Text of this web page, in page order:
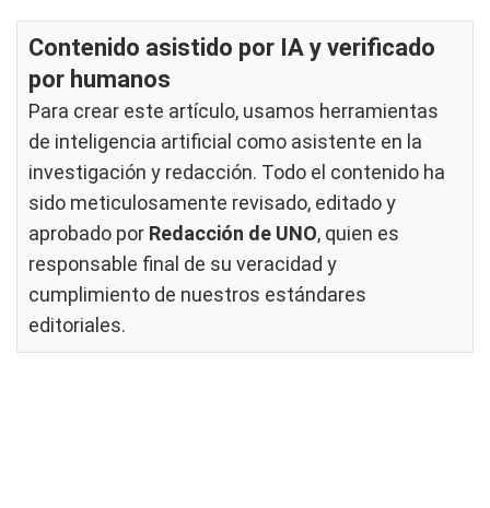
Contenido asistido por IA y verificado
por humanos
Para crear este artículo, usamos herramientas
de inteligencia artificial como asistente en la
investigación y redacción. Todo el contenido ha
sido meticulosamente revisado, editado y
aprobado por Redacción de UNO, quien es
responsable final de su veracidad y
cumplimiento de nuestros estándares
editoriales.